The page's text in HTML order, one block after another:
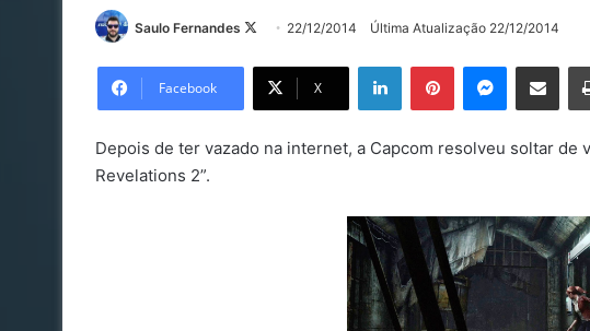
Saulo Fernandes
Follow22/12/2014 Última Atualização 22/12/2014
Facebook X
LinkedinPinterestMessenger
Compartilhar via e-mail
Depois de ter vazado na internet, a Capcom resolveu soltar de
Revelations 2”.